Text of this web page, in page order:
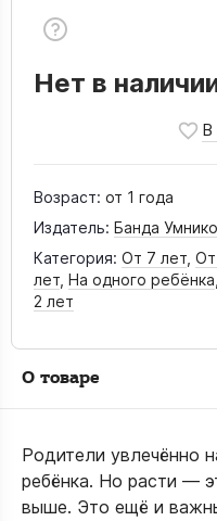
Нет в
Возраст: от 1 года
Издатель: Банда
Категория: От 7 лет От
лет На одного ребёнка
2 лет
О товаре
Родители увлечённо
ребёнка. Но расти —
выше. Это ещё и